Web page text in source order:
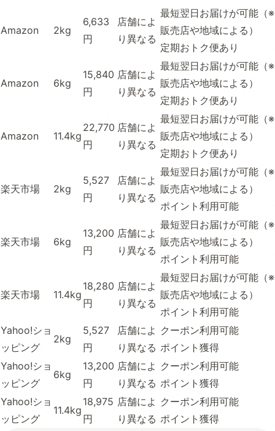
Amazon 2kg
6,633
円
店舗によ
り異なる
最短翌日お届けが可能（※
販売店や地域による）
定期おトク便あり
Amazon 6kg
15,840
円
店舗によ
り異なる
最短翌日お届けが可能（※
販売店や地域による）
定期おトク便あり
Amazon 11.4kg
22,770
円
店舗によ
り異なる
最短翌日お届けが可能（※
販売店や地域による）
定期おトク便あり
楽天市場 2kg
5,527
円
店舗によ
り異なる
最短翌日お届けが可能（※
販売店や地域による）
ポイント利用可能
楽天市場 6kg
13,200
円
店舗によ
り異なる
最短翌日お届けが可能（※
販売店や地域による）
ポイント利用可能
楽天市場 11.4kg
18,280
円
店舗によ
り異なる
最短翌日お届けが可能（※
販売店や地域による）
ポイント利用可能
Yahoo!ショ
ッピング
2kg
5,527
円
店舗によ
り異なる
クーポン利用可能
ポイント獲得
Yahoo!ショ
ッピング
6kg
13,200
円
店舗によ
り異なる
クーポン利用可能
ポイント獲得
Yahoo!ショ
ッピング
11.4kg
18,975
円
店舗によ
り異なる
クーポン利用可能
ポイント獲得